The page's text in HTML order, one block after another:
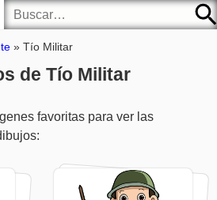
»Tío Militar
de Tío Militar
favoritas para ver las